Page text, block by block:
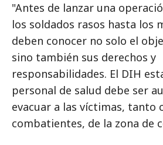
"Antes de lanzar una
los soldados rasos hasta los
deben conocer no solo el
sino también sus derechos y
responsabilidades. El DIH
personal de salud debe ser
evacuar a las víctimas, tanto
combatientes, de la zona de